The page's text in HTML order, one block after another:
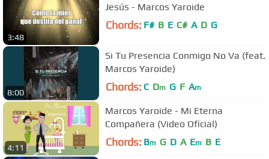
3:48
Jesús - Marcos Yaroide
Chords: F# B E C# A D G
8:00
Si Tu Presencia Conmigo No Va (feat.
Marcos Yaroide)
Chords: C Dm G F Am
4:11
Marcos Yaroide - Mi Eterna
Compañera (Video Oficial)
Chords: Bm G D A Em B E